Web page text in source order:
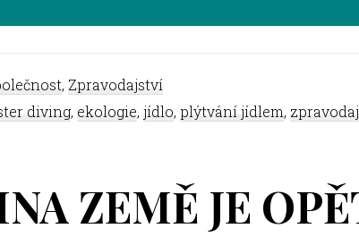
, Zpravodajství
diving, ekologie, jídlo, plýtvání jídlem,
ZEMĚ JE